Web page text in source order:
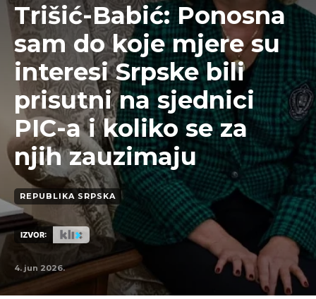
Trišić-Babić: Ponosna
sam do koje mjere su
interesi Srpske bili
prisutni na sjednici
PIC-a i koliko se za
njih zauzimaju
REPUBLIKA SRPSKA
IZVOR:
4. jun 2026.